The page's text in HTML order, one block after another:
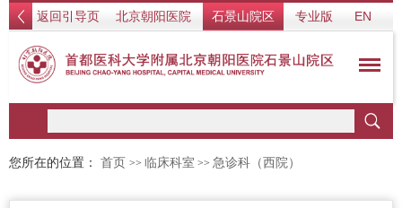
返回引导页 北京朝阳医院 石景山院区 专业版 EN
您所在的位置： 首页 >> 临床科室 >> 急诊科（西院）